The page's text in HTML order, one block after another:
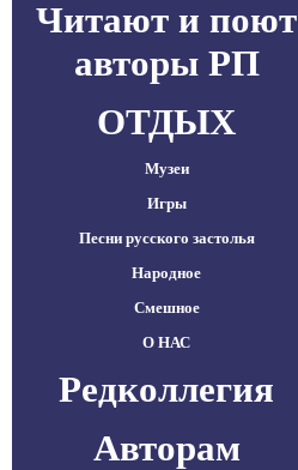
Читают и поют
авторы РП
ОТДЫХ
Музеи
Игры
Песни русского застолья
Народное
Смешное
О НАС
Редколлегия
Авторам